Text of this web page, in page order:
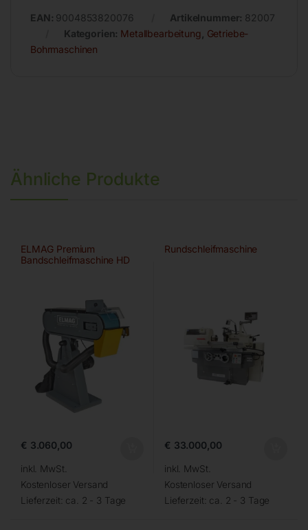
EAN: 9004853820076 Artikelnummer: 82007
Kategorien: Metallbearbeitung Getriebe-
Bohrmaschinen
Ähnliche Produkte
ELMAG Premium
Bandschleifmaschine HD
€ 3.060,00
inkl. MwSt.
Kostenloser Versand
Lieferzeit: ca. 2 - 3 Tage
Rundschleifmaschine
€ 33.000,00
inkl. MwSt.
Kostenloser Versand
Lieferzeit: ca. 2 - 3 Tage